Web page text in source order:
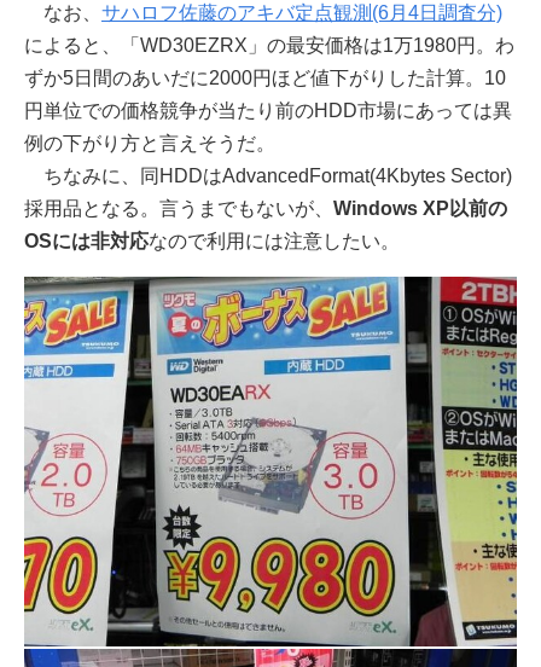
なお、 サハロフ佐藤のアキバ定点観測(6月4日調査分)
によると、「WD30EZRX」の最安価格は1万1980円。わ
ずか5日間のあいだに2000円ほど値下がりした計算。10
円単位での価格競争が当たり前のHDD市場にあっては異
例の下がり方と言えそうだ。
ちなみに、同HDDはAdvancedFormat(4Kbytes Sector)
採用品となる。言うまでもないが、 Windows XP以前の
OSには非対応なので利用には注意したい。